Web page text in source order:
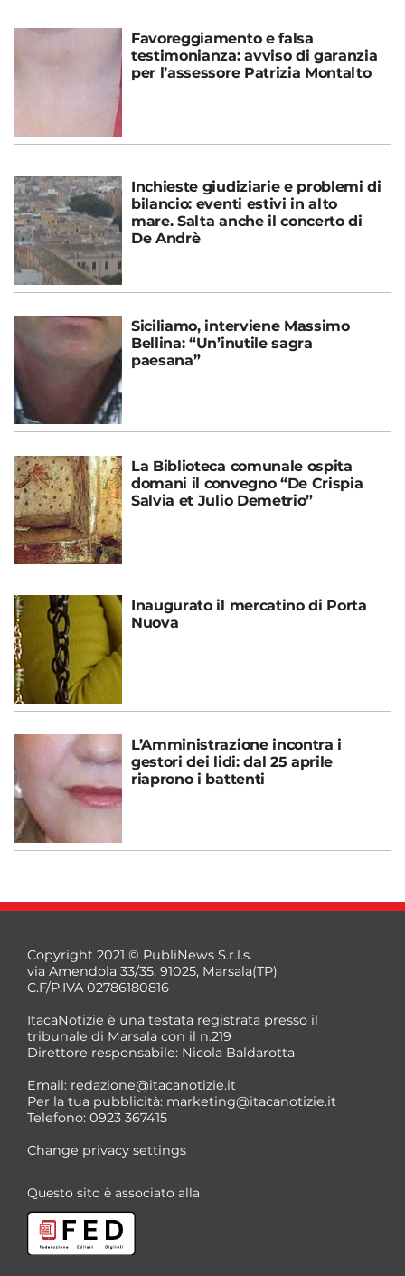
Favoreggiamento e falsa
testimonianza: avviso di garanzia
per l’assessore Patrizia Montalto
Inchieste giudiziarie e problemi di
bilancio: eventi estivi in alto
mare. Salta anche il concerto di
De Andrè
Siciliamo, interviene Massimo
Bellina: “Un’inutile sagra
paesana”
La Biblioteca comunale ospita
domani il convegno “De Crispia
Salvia et Julio Demetrio”
Inaugurato il mercatino di Porta
Nuova
L’Amministrazione incontra i
gestori dei lidi: dal 25 aprile
riaprono i battenti
Copyright 2021 © PubliNews S.r.l.s.
via Amendola 33/35, 91025, Marsala(TP)
C.F/P.IVA 02786180816
ItacaNotizie è una testata registrata presso il
tribunale di Marsala con il n.219
Direttore responsabile: Nicola Baldarotta
Email: redazione@itacanotizie.it
Per la tua pubblicità: marketing@itacanotizie.it
Telefono: 0923 367415
Change privacy settings
Questo sito è associato alla